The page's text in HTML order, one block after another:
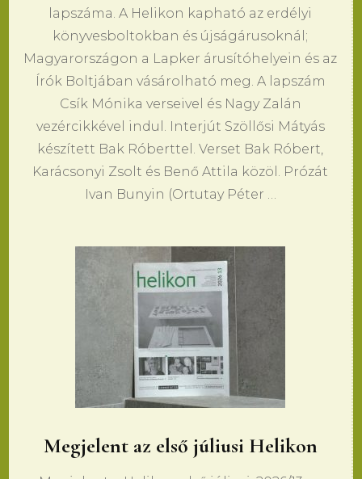
lapszáma. A Helikon kapható az erdélyi
könyvesboltokban és újságárusoknál;
Magyarországon a Lapker árusítóhelyein és az
Írók Boltjában vásárolható meg. A lapszám
Csík Mónika verseivel és Nagy Zalán
vezércikkével indul. Interjút Szöllősi Mátyás
készített Bak Róberttel. Verset Bak Róbert,
Karácsonyi Zsolt és Benő Attila közöl. Prózát
Ivan Bunyin (Ortutay Péter …
Megjelent az első júliusi Helikon